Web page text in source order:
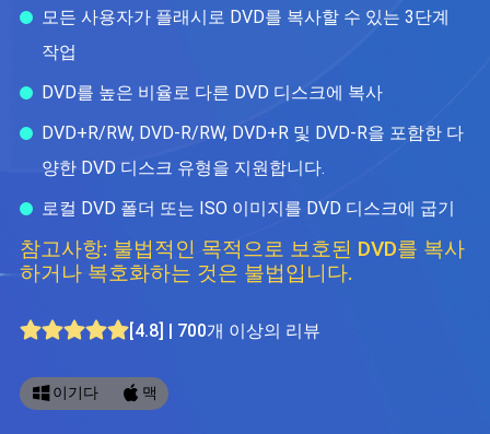
블루레이 복사
모든 사용자가 플래시로 DVD를 복사할 수 있는 3단계
작업
DVD를 높은 비율로 다른 DVD 디스크에 복사
DVD+R/RW, DVD-R/RW, DVD+R 및 DVD-R을 포함한 다
양한 DVD 디스크 유형을 지원합니다.
로컬 DVD 폴더 또는 ISO 이미지를 DVD 디스크에 굽기
참고사항: 불법적인 목적으로 보호된 DVD를 복사
하거나 복호화하는 것은 불법입니다.
[4.8] | 700개 이상의 리뷰
이기다 맥